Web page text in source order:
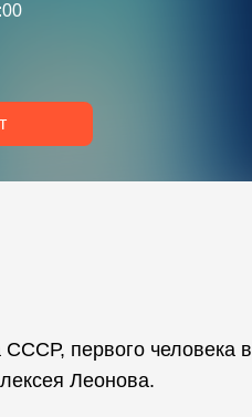
СССР, первого человека в
Леонова.